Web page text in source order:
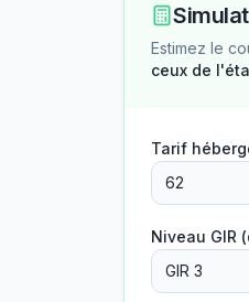
Estimez le
ceux de
Tarif
Niveau GIR
GIR 3